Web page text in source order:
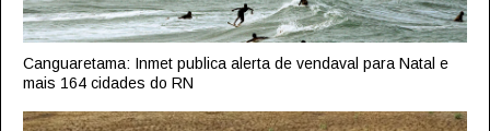
Canguaretama: Inmet publica alerta de vendaval para Natal e
mais 164 cidades do RN